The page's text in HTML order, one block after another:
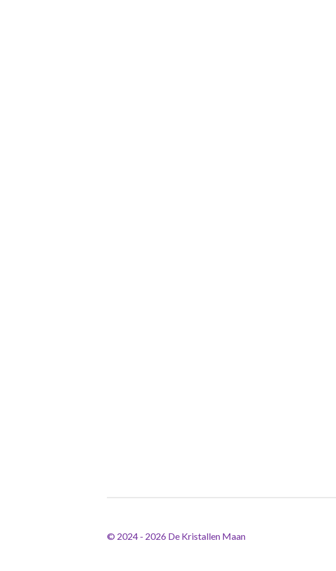
© 2024 - 2026 De Kristallen Maan